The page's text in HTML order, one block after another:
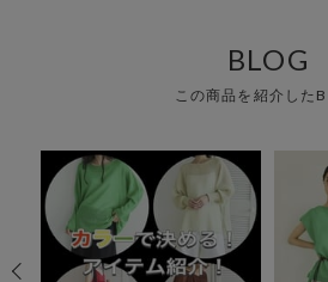
BLOG
この商品を紹介した